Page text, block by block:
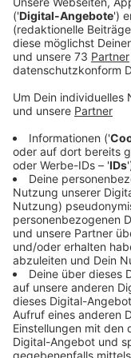
Bocholt verliert
Schalker
Anzeige
Die letzten
gut, dieser
vor 2776
2:8 gegen die
schon in der 3.
Pausenpfiff
sich Bocholt
Gegentore, kann
jedoch noch auf
Schlusspfiff